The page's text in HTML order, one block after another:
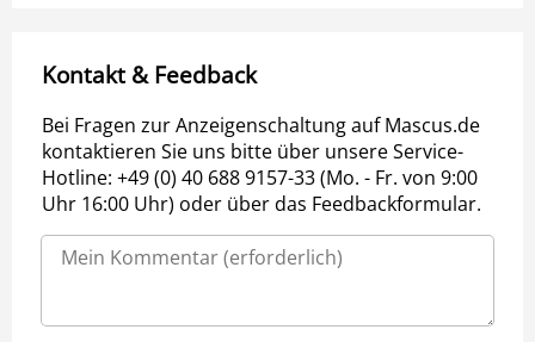
Kontakt & Feedback
Bei Fragen zur Anzeigenschaltung auf Mascus.de
kontaktieren Sie uns bitte über unsere Service-
Hotline: +49 (0) 40 688 9157-33 (Mo. - Fr. von 9:00
Uhr 16:00 Uhr) oder über das Feedbackformular.